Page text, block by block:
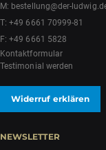
M: bestellung@der-
T:+49 6661 70999-81
F: +49 6661 5828
Kontaktformular
Testimonial werden
Widerruf erklären
NEWSLETTER